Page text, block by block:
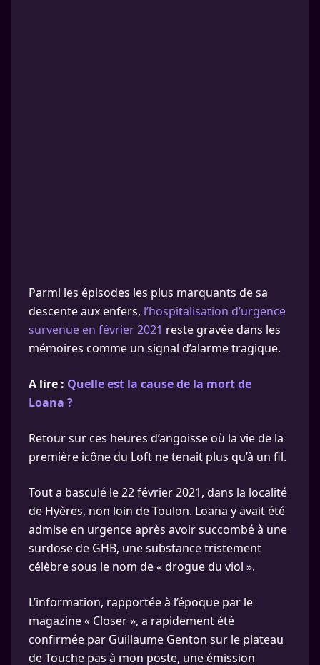
Parmi les épisodes les plus marquants de sa
descente aux enfers, l’hospitalisation d’urgence
survenue en février 2021 reste gravée dans les
mémoires comme un signal d’alarme tragique.
A lire : Quelle est la cause de la mort de
Loana ?
Retour sur ces heures d’angoisse où la vie de la
première icône du Loft ne tenait plus qu’à un fil.
Tout a basculé le 22 février 2021, dans la localité
de Hyères, non loin de Toulon. Loana y avait été
admise en urgence après avoir succombé à une
surdose de GHB, une substance tristement
célèbre sous le nom de « drogue du viol ».
L’information, rapportée à l’époque par le
magazine « Closer », a rapidement été
confirmée par Guillaume Genton sur le plateau
de Touche pas à mon poste, une émission